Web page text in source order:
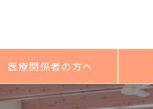
医療関係者の方へ